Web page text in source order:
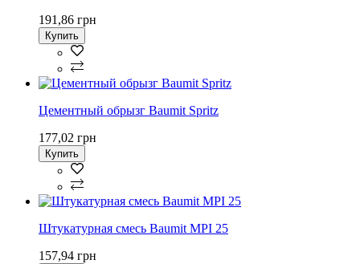
191,86 грн
Купить
Цементный обрызг Baumit Spritz
177,02 грн
Купить
Штукатурная смесь Baumit MPI 25
157,94 грн